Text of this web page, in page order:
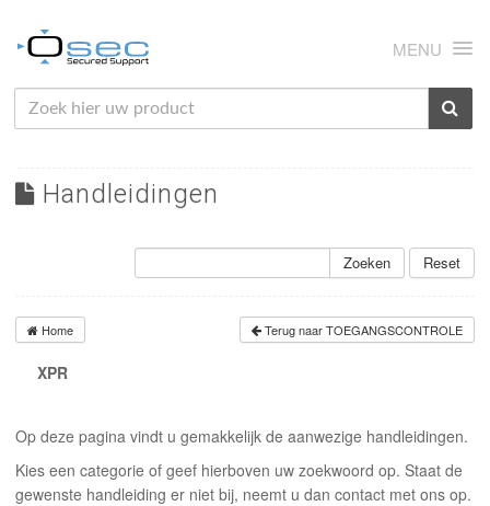
MENU
HOME
CONTACT
INLOGGEN
Handleidingen
Zoeken Reset
Home Terug naar TOEGANGSCONTROLE
XPR
Op deze pagina vindt u gemakkelijk de aanwezige handleidingen.
Kies een categorie of geef hierboven uw zoekwoord op. Staat de
gewenste handleiding er niet bij, neemt u dan contact met ons op.